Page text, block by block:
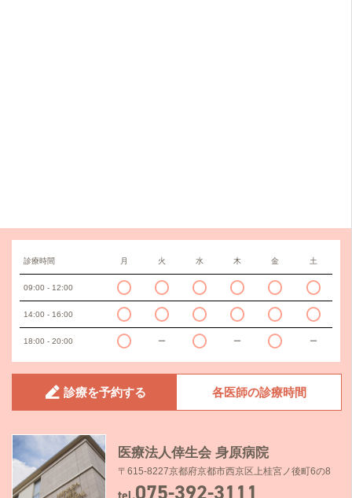
診療時間 月 火 水 木 金 土
09:00 - 12:00
14:00 - 16:00
18:00 - 20:00 ー ー ー
診療を予約する 各医師の診療時間
医療法人倖生会 身原病院
〒615-8227京都府京都市西京区上桂宮ノ後町6の8
075-392-3111